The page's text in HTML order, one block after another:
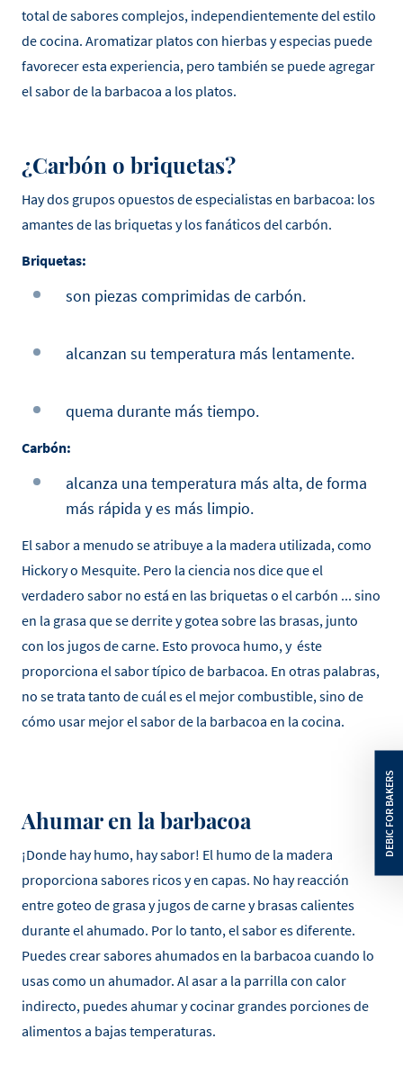
total de sabores complejos, independientemente del estilo
de cocina. Aromatizar platos con hierbas y especias puede
favorecer esta experiencia, pero también se puede agregar
el sabor de la barbacoa a los platos.
¿Carbón o briquetas?
Hay dos grupos opuestos de especialistas en barbacoa: los
amantes de las briquetas y los fanáticos del carbón.
Briquetas:
son piezas comprimidas de carbón.
alcanzan su temperatura más lentamente.
quema durante más tiempo.
Carbón:
alcanza una temperatura más alta, de forma
más rápida y es más limpio.
El sabor a menudo se atribuye a la madera utilizada, como
Hickory o Mesquite. Pero la ciencia nos dice que el
verdadero sabor no está en las briquetas o el carbón ... sino
en la grasa que se derrite y gotea sobre las brasas, junto
con los jugos de carne. Esto provoca humo, y éste
proporciona el sabor típico de barbacoa. En otras palabras,
no se trata tanto de cuál es el mejor combustible, sino de
cómo usar mejor el sabor de la barbacoa en la cocina.
Ahumar en la barbacoa
¡Donde hay humo, hay sabor! El humo de la madera
proporciona sabores ricos y en capas. No hay reacción
entre goteo de grasa y jugos de carne y brasas calientes
durante el ahumado. Por lo tanto, el sabor es diferente.
Puedes crear sabores ahumados en la barbacoa cuando lo
usas como un ahumador. Al asar a la parrilla con calor
indirecto, puedes ahumar y cocinar grandes porciones de
alimentos a bajas temperaturas.